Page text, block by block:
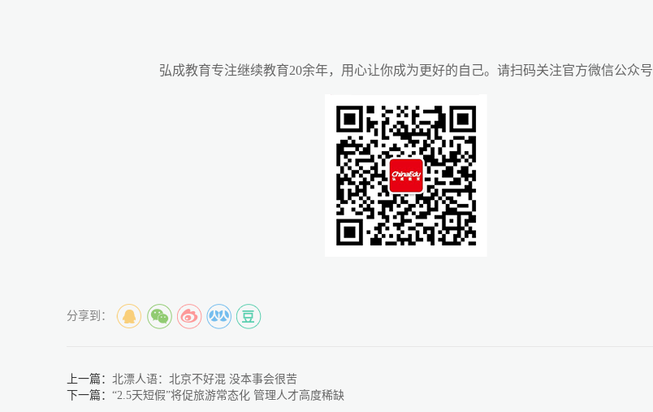
弘成教育专注继续教育20余年，用心让你成为更好的自己。请扫码关注官方微信公众号
分享到：
上一篇： 北漂人语：北京不好混 没本事会很苦
下一篇： “2.5天短假”将促旅游常态化 管理人才高度稀缺